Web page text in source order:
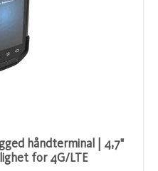
håndterminal | 4,7"
for 4G/LTE